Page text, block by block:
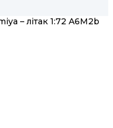
– літак 1:72 A6M2b